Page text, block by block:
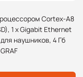
Cortex-A8
1 x Gigabit Ethernet
наушников, 4 Гб